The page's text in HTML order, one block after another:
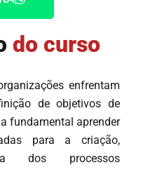
do curso
enfrentam
de objetivos de
fundamental aprender
para a criação,
dos processos